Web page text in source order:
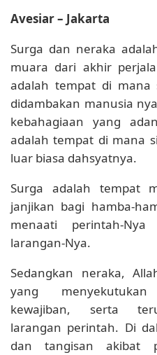
Avesiar – Jakarta
Surga dan neraka
muara dari akhir
adalah tempat di mana
didambakan manusia
kebahagiaan yang
adalah tempat di mana
luar biasa dahsyatnya.
Surga adalah tempat
janjikan bagi hamba-
menaati perintah-
larangan-Nya.
Sedangkan neraka,
yang
kewajiban, serta
larangan perintah. Di
dan tangisan akibat